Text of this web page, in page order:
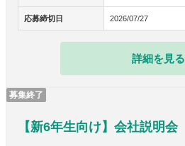
応募締切日 2026/07/27
詳細を見る
募集終了
【新6年生向け】会社説明会